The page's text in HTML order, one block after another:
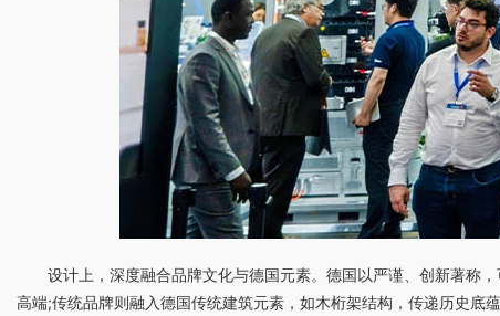
设计上，深度融合品牌文化与德国元素。德国以严谨、创新著称
高端;传统品牌则融入德国传统建筑元素，如木桁架结构，传递历史底蕴